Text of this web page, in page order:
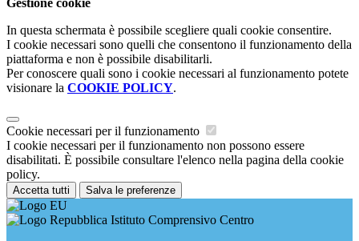
Gestione cookie
In questa schermata è possibile scegliere quali cookie consentire.
I cookie necessari sono quelli che consentono il funzionamento della
piattaforma e non è possibile disabilitarli.
Per conoscere quali sono i cookie necessari al funzionamento potete
visionare la COOKIE POLICY.
Cookie necessari per il funzionamento
I cookie necessari per il funzionamento non possono essere
disabilitati. È possibile consultare l'elenco nella pagina della cookie
policy.
Accetta tutti Salva le preferenze
Istituto Comprensivo Centro